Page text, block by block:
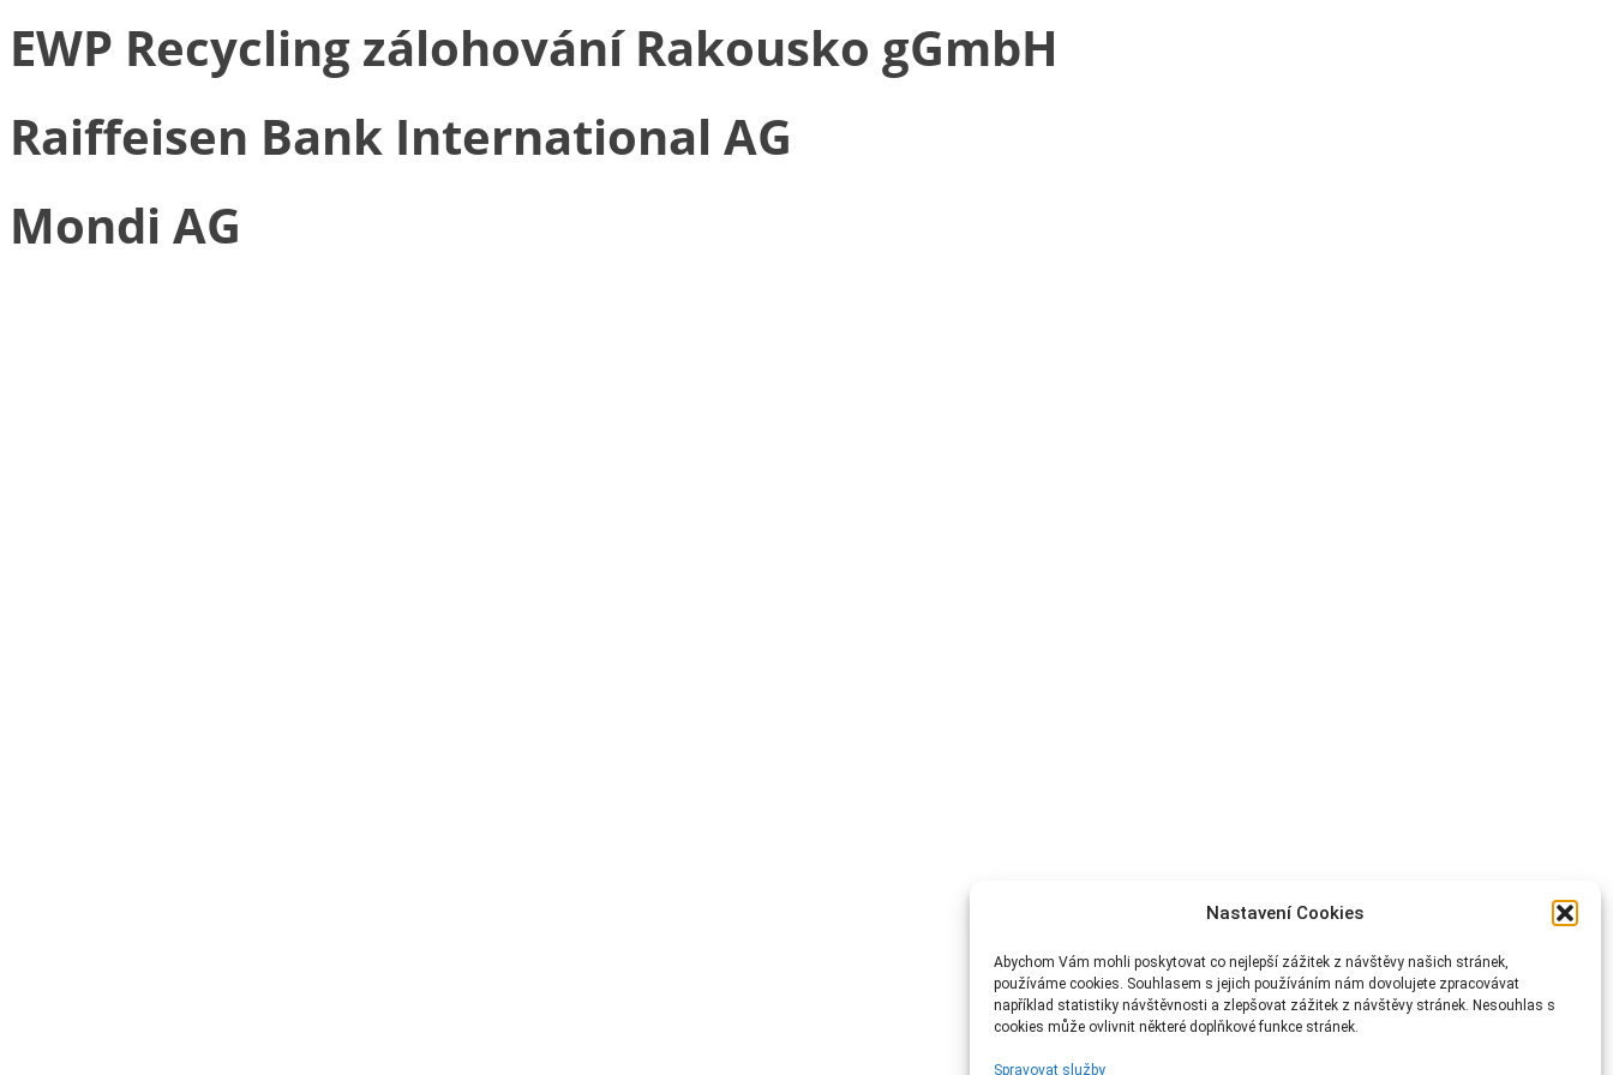
Nastavení Cookies
Abychom Vám mohli poskytovat co nejlepší zážitek z návštěvy našich stránek,
používáme cookies. Souhlasem s jejich používáním nám dovolujete zpracovávat
například statistiky návštěvnosti a zlepšovat zážitek z návštěvy stránek. Nesouhlas s
cookies může ovlivnit některé doplňkové funkce stránek.
Spravovat služby
EWP Recycling zálohování Rakousko gGmbH
Raiffeisen Bank International AG
Mondi AG